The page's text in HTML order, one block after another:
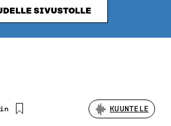
SIVUSTOLLE
KUUNTELE